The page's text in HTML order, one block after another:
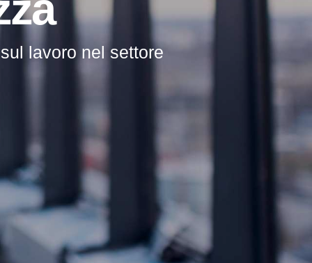
lavoro nel settore
nel settore edile.